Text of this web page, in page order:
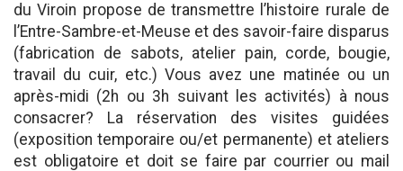
du Viroin propose de transmettre l’histoire rurale de
l’Entre-Sambre-et-Meuse et des savoir-faire disparus
(fabrication de sabots, atelier pain, corde, bougie,
travail du cuir, etc.) Vous avez une matinée ou un
après-midi (2h ou 3h suivant les activités) à nous
consacrer? La réservation des visites guidées
(exposition temporaire ou/et permanente) et ateliers
est obligatoire et doit se faire par courrier ou mail